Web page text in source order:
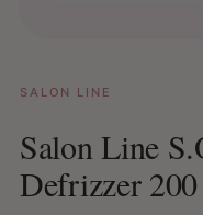
SALON LINE
Salon Line
Defrizzer